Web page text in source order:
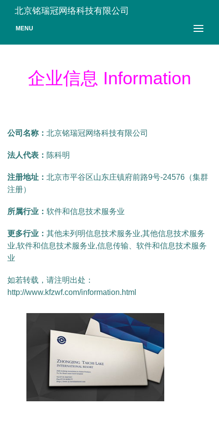
北京铭瑞冠网络科技有限公司
MENU
企业信息 Information
公司名称： 北京铭瑞冠网络科技有限公司
法人代表： 陈科明
注册地址： 北京市平谷区山东庄镇府前路9号-24576（集群
注册）
所属行业： 软件和信息技术服务业
更多行业： 其他未列明信息技术服务业,其他信息技术服务
业,软件和信息技术服务业,信息传输、软件和信息技术服务
业
如若转载，请注明出处：
http://www.kfzwf.com/information.html